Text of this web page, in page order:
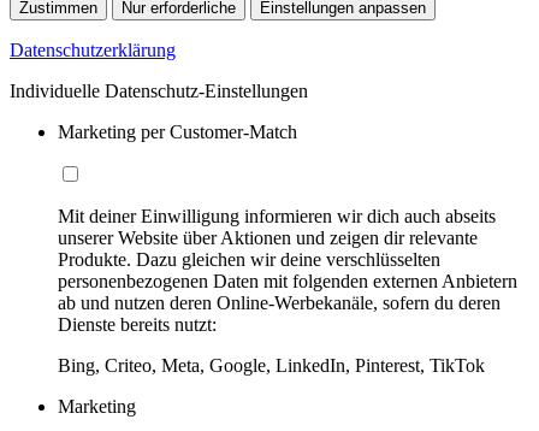
Zustimmen Nur erforderliche Einstellungen anpassen
Datenschutzerklärung
Individuelle Datenschutz-Einstellungen
Marketing per Customer-Match
Mit deiner Einwilligung informieren wir dich auch abseits
unserer Website über Aktionen und zeigen dir relevante
Produkte. Dazu gleichen wir deine verschlüsselten
personenbezogenen Daten mit folgenden externen Anbietern
ab und nutzen deren Online-Werbekanäle, sofern du deren
Dienste bereits nutzt:
Bing, Criteo, Meta, Google, LinkedIn, Pinterest, TikTok
Marketing